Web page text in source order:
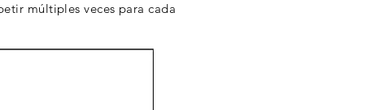
múltiples veces para cada